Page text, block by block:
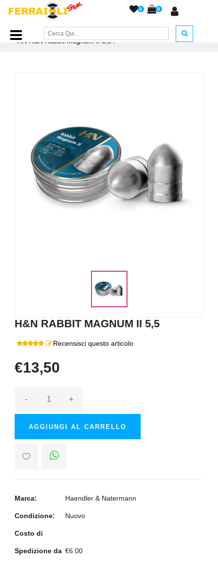
0 0
Home Page/PIOMBINI/Piombini H&N cal. 5,5 - 6,35....
HN H&N Rabbit Magnum II 5,5/
H&N RABBIT MAGNUM II 5,5
Recensisci questo articolo
€13,50
- +
AGGIUNGI AL CARRELLO
Marca: Haendler & Natermann
Condizione: Nuovo
Costo di
Spedizione da €6.00